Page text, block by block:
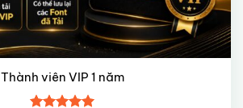
Thành viên VIP 1 năm